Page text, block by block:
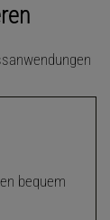
bequem